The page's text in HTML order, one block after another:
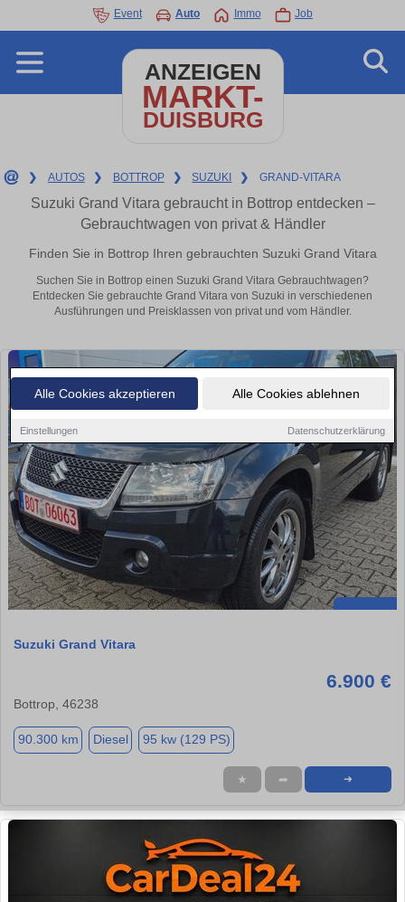
Alle Cookies akzeptieren Alle Cookies ablehnen
Einstellungen Datenschutzerklärung
Event Auto Immo Job
ANZEIGEN
MARKT-
DUISBURG
❯ AUTOS ❯ BOTTROP ❯ SUZUKI ❯ GRAND-VITARA
Suzuki Grand Vitara gebraucht in Bottrop entdecken –
Gebrauchtwagen von privat & Händler
Finden Sie in Bottrop Ihren gebrauchten Suzuki Grand Vitara
Suchen Sie in Bottrop einen Suzuki Grand Vitara Gebrauchtwagen?
Entdecken Sie gebrauchte Grand Vitara von Suzuki in verschiedenen
Ausführungen und Preisklassen von privat und vom Händler.
Suzuki Grand Vitara
6.900 €
Bottrop, 46238
90.300 km Diesel 95 kw (129 PS)
★ ➦ ➜